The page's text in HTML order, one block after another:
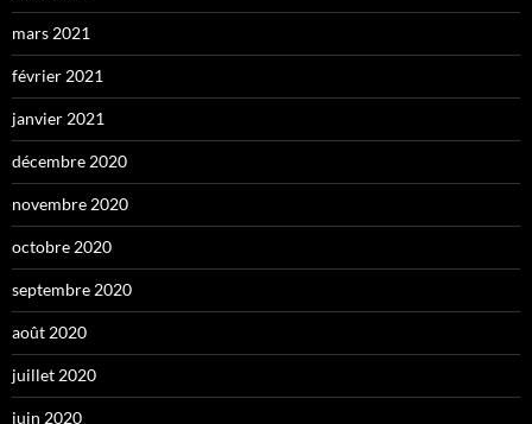
mars 2021
février 2021
janvier 2021
décembre 2020
novembre 2020
octobre 2020
septembre 2020
août 2020
juillet 2020
juin 2020